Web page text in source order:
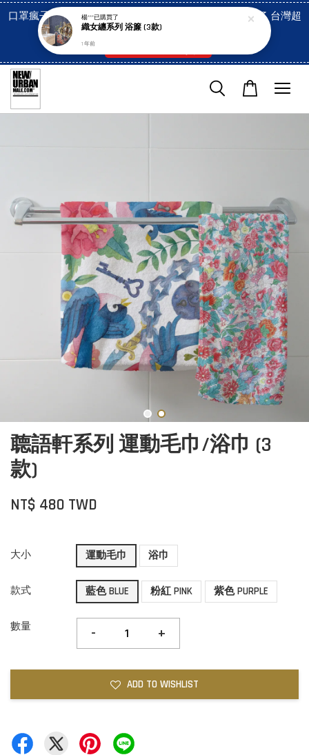
口罩瘋子官網, 放心訂購! 香港澳門信用卡付費已經開啓了 台灣超
市貨到付款也是!
聼語軒系列 運動毛巾/浴巾 (3
款)
NT$ 480 TWD
大小 運動毛巾 浴巾
款式 藍色 BLUE 粉紅 PINK 紫色 PURPLE
數量 - +
ADD TO WISHLIST
楊***已購買了
織女纏系列 浴簾 (3款)
1 年前